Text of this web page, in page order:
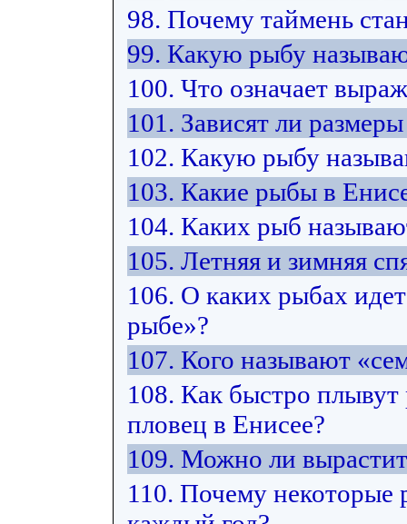
98. Почему таймень
99. Какую рыбу
100. Что означает
101. Зависят ли
102. Какую рыбу
103. Какие рыбы в
104. Каких рыб
105. Летняя и зимняя
106. О каких рыбах
рыбе»?
107. Кого называют
108. Как быстро
пловец в Енисее?
109. Можно ли
110. Почему